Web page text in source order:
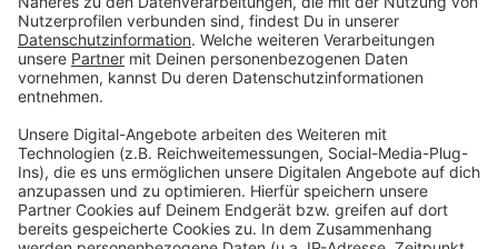
sammeln. Bitte lesen Sie die
Details durch und stimmen Sie der
Nutzung des Service zu, um dieses
Mehr Informationen
Akzeptieren
powered byUsercentrics Consent
Fünf für Carolin Kebekus
Anzeige